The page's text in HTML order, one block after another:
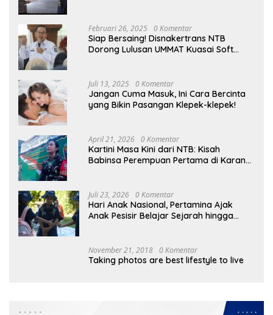
Februari 26, 2025 0 Komentar
Siap Bersaing! Disnakertrans NTB
Dorong Lulusan UMMAT Kuasai Soft
Juli 13, 2025 0 Komentar
Jangan Cuma Masuk, Ini Cara Bercinta
yang Bikin Pasangan Klepek-klepek!
April 21, 2026 0 Komentar
Kartini Masa Kini dari NTB: Kisah
Babinsa Perempuan Pertama di Karang
Juli 23, 2026 0 Komentar
Hari Anak Nasional, Pertamina Ajak
Anak Pesisir Belajar Sejarah hingga
November 21, 2018 0 Komentar
Taking photos are best lifestyle to live